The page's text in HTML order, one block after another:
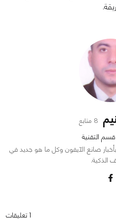
8 متابع
التقنية
صانع الآيفون وكل ما هو جديد في
الذكية.
1 تعليقات